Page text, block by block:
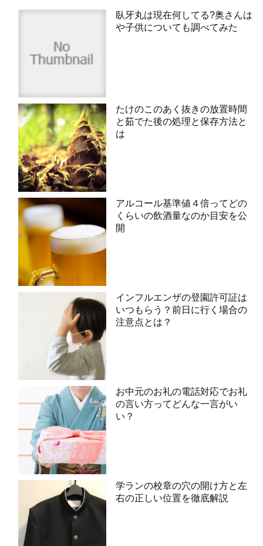
臥牙丸は現在何してる?奥さんは
や子供についても調べてみた
たけのこのあく抜きの放置時間
と茹でた後の処理と保存方法と
は
アルコール基準値４倍ってどの
くらいの飲酒量なのか目安を公
開
インフルエンザの登園許可証は
いつもらう？前日に行く場合の
注意点とは？
お中元のお礼の電話対応でお礼
の言い方ってどんな一言がい
い？
学ランの校章の穴の開け方と左
右の正しい位置を徹底解説